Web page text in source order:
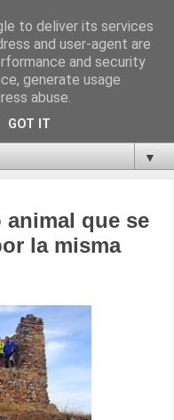
▼
que se
la misma
to deliver its services
and user-agent are
and security
generate usage
abuse.
GOT IT